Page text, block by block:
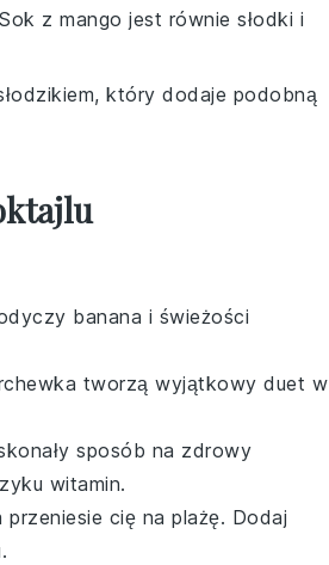
z mango jest równie słodki i
który dodaje podobną
banana i świeżości
tworzą wyjątkowy duet w
sposób na zdrowy
witamin.
przeniesie cię na plażę. Dodaj